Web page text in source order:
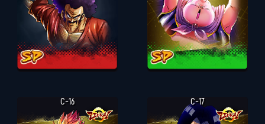
C-16 C-17